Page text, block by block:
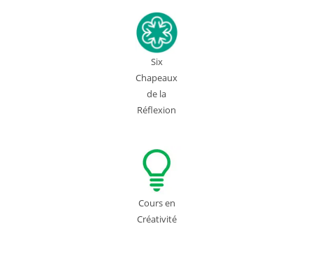
Six
Chapeaux
de la
Réflexion
Cours en
Créativité